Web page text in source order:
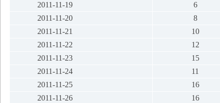
2011-11-19
6
2011-11-20
8
2011-11-21
10
2011-11-22
12
2011-11-23
15
2011-11-24
11
2011-11-25
16
2011-11-26
16